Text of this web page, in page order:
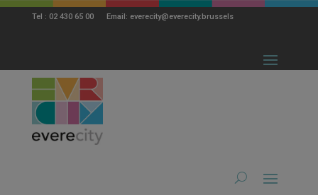
Tel : 02 430 65 00 Email: everecity@everecity.brussels
modal-check